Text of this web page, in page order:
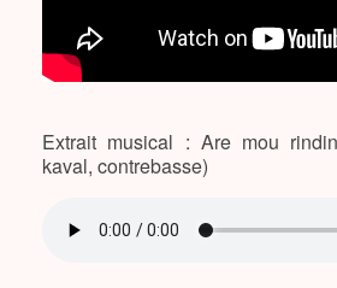
Extrait musical : Are mou
kaval, contrebasse)